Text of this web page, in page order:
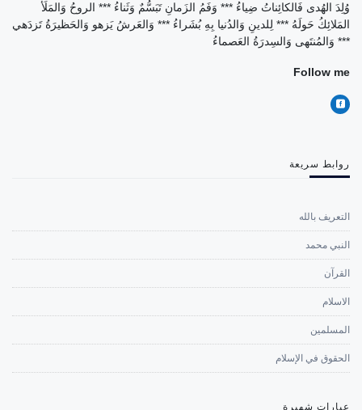
وُلِدَ الهُدى فَالكائِناتُ ضِياءُ *** وَفَمُ الزَمانِ تَبَسُّمٌ وَثَناءُ *** الروحُ وَالمَلَأُ
المَلائِكُ حَولَهُ *** لِلدينِ وَالدُنيا بِهِ بُشَراءُ *** وَالعَرشُ يَزهو وَالحَظيرَةُ تَزدَهي
*** وَالمُنتَهى وَالسِدرَةُ العَصماءُ
Follow me
روابط سريعة
التعريف بالله
النبي محمد
القرآن
الاسلام
المسلمين
الحقوق في الإسلام
عبارات شهيرة